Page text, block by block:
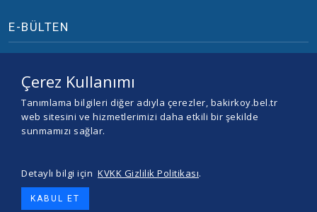
E-BÜLTEN
© 2026 BAKIRKÖY BELEDİYESİ -
Çerez Kullanımı
Tanımlama bilgileri diğer adıyla çerezler, bakirkoy.bel.tr
web sitesini ve hizmetlerimizi daha etkili bir şekilde
sunmamızı sağlar.
Detaylı bilgi için KVKK Gizlilik Politikası.
KABUL ET